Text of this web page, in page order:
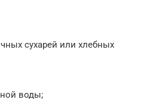
сухарей или хлебных
воды;